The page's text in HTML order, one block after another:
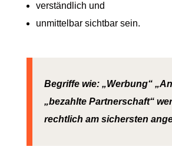
verständlich und
unmittelbar sichtbar sein.
Begriffe wie: „Werbung“
„bezahlte Partnerschaft“
rechtlich am sichersten